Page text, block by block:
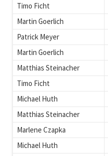
Timo Ficht
Martin Goerlich
Patrick Meyer
Martin Goerlich
Matthias Steinacher
Timo Ficht
Michael Huth
Matthias Steinacher
Marlene Czapka
Michael Huth